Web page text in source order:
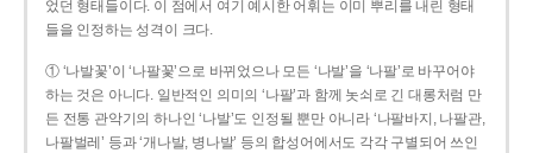
었던 형태들이다. 이 점에서 여기 예시한 어휘는 이미 뿌리를 내린 형태
들을 인정하는 성격이 크다.
① ‘나발꽃’이 ‘나팔꽃’으로 바뀌었으나 모든 ‘나발’을 ‘나팔’로 바꾸어야
하는 것은 아니다. 일반적인 의미의 ‘나팔’과 함께 놋쇠로 긴 대롱처럼 만
든 전통 관악기의 하나인 ‘나발’도 인정될 뿐만 아니라 ‘나팔바지, 나팔관,
나팔벌레’ 등과 ‘개나발, 병나발’ 등의 합성어에서도 각각 구별되어 쓰인